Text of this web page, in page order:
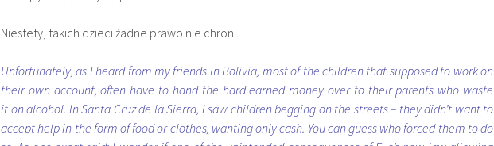
Niestety, takich dzieci żadne prawo nie chroni.
Unfortunately, as I heard from my friends in Bolivia, most of the children that supposed to work on
their own account, often have to hand the hard earned money over to their parents who waste
it on alcohol. In Santa Cruz de la Sierra, I saw children begging on the streets – they didn’t want to
accept help in the form of food or clothes, wanting only cash. You can guess who forced them to do